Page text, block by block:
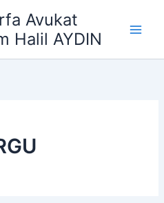
Avukat
Halil AYDIN